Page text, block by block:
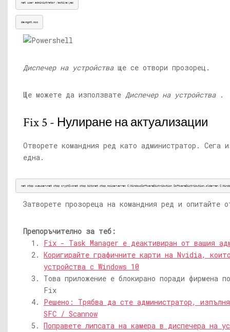
net user administrator /active:yes
devmgmt.msc
Диспечер на устройстваще се отвори прозорец.
Ще можете да използвате Диспечер на устройства.
Fix 5 - Нулиране на актуализации
Отворете командния ред като администратор. Сега
една.
net stop wuauservnet stop cryptSvcnet stop bitsnet stop msiserverren C:WindowsSoftwareDistribution SoftwareDistribution.olderren
Затворете прозореца на командния ред и опитайте
Препоръчително за теб:
Fix - Task Manager е деактивиран от вашия
Коригирайте графичните карти на Nvidia,
устройства с Windows 10
Това приложение е блокирано поради
Fix
Решено: Трябва да сте администратор,
SFC / Scannow
Поправете липсата на камера в диспечера на